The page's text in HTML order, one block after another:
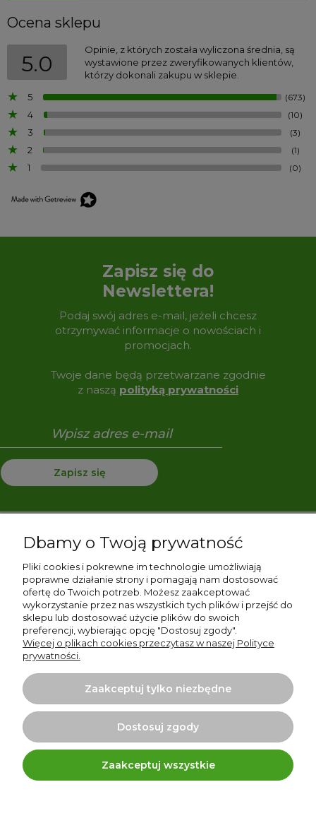
Ocena sklepu
5.0
Opinie, z których została wyliczona średnia, są
wystawione przez zweryfikowanych klientów,
którzy dokonali zakupu w sklepie.
5
(673)
4 (10)
3 (3)
2 (1)
1 (0)
Zapisz się do
Newslettera!
Podaj swój adres e-mail, jeżeli chcesz
otrzymywać informacje o nowościach i
promocjach.
Twoje dane będą przetwarzane zgodnie
z naszą polityką prywatności
Zapisz się
Pomoc
Moje konto
Płatności i dostawa
Informacje
O nas
Projekt i wykonanie: Ecommercy.pl
Techrebal Copyright © 2025. Stacje lutownicze i akcesoria
Dbamy o Twoją prywatność
Pliki cookies i pokrewne im technologie umożliwiają
poprawne działanie strony i pomagają nam dostosować
ofertę do Twoich potrzeb. Możesz zaakceptować
wykorzystanie przez nas wszystkich tych plików i przejść do
sklepu lub dostosować użycie plików do swoich
preferencji, wybierając opcję "Dostosuj zgody".
Więcej o plikach cookies przeczytasz w naszej Polityce
prywatności.
Zaakceptuj tylko niezbędne
Dostosuj zgody
Zaakceptuj wszystkie